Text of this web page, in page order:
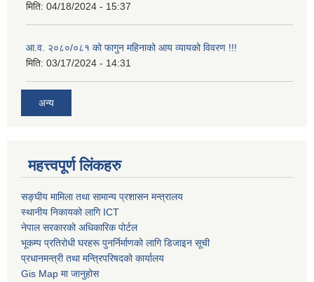
मिति: 04/18/2024 - 15:37
आ.व. २०८०/०८१ को फागुन महिनाको आय व्यायको विवरण !!!
मिति: 03/17/2024 - 14:31
अन्य
महत्त्वपूर्ण लिंकहरु
सङ्घीय मामिला तथा सामान्य प्रशासन मन्त्रालय
स्थानीय निकायको लागि ICT
नेपाल सरकारको अधिकारिक पोर्टल
भूकम्प प्रतिरोधी घरहरू पुनर्निर्माणको लागि डिजाइन सूची
प्रधानमन्त्री तथा मन्त्रिपरिषदको कार्यालय
Gis Map मा जानुहोस